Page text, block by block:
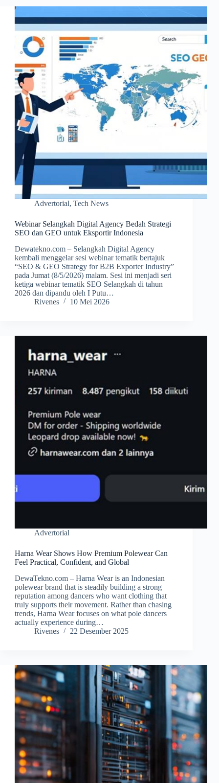
Advertorial, Tech News
Webinar Selangkah Digital Agency Bedah Strategi
SEO dan GEO untuk Eksportir Indonesia
Dewatekno.com – Selangkah Digital Agency
kembali menggelar sesi webinar tematik bertajuk
“SEO & GEO Strategy for B2B Exporter Industry”
pada Jumat (8/5/2026) malam. Sesi ini menjadi seri
ketiga webinar tematik SEO Selangkah di tahun
2026 dan dipandu oleh I Putu…
Rivenes
10 Mei 2026
Advertorial
Harna Wear Shows How Premium Polewear Can
Feel Practical, Confident, and Global
DewaTekno.com – Harna Wear is an Indonesian
polewear brand that is steadily building a strong
reputation among dancers who want clothing that
truly supports their movement. Rather than chasing
trends, Harna Wear focuses on what pole dancers
actually experience during…
Rivenes
22 Desember 2025